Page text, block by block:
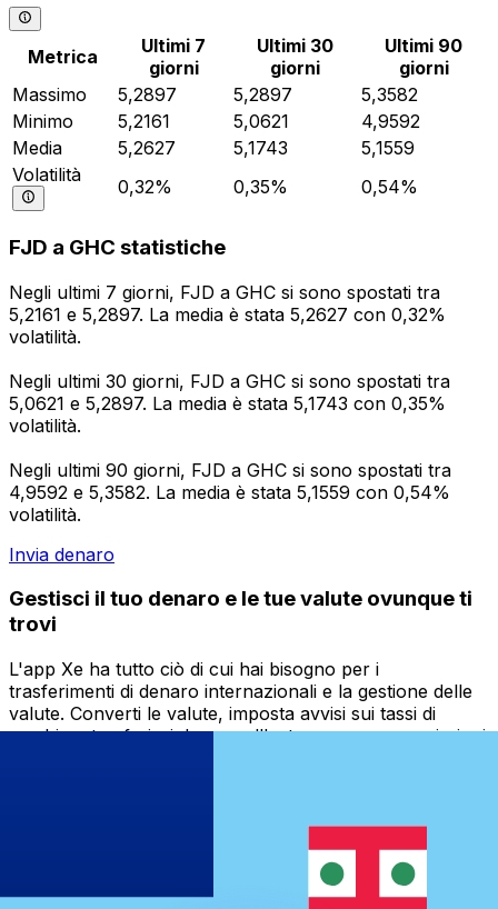
Metrica
Ultimi 7
giorni
Ultimi 30
giorni
Ultimi 90
giorni
Massimo
5,2897 5,2897
5,3582
Minimo
5,2161 5,0621
4,9592
Media
5,2627 5,1743
5,1559
Volatilità
0,32% 0,35% 0,54%
FJD a GHC statistiche
Negli ultimi 7 giorni, FJD a GHC si sono spostati tra
5,2161 e 5,2897. La media è stata 5,2627 con 0,32%
volatilità.
Negli ultimi 30 giorni, FJD a GHC si sono spostati tra
5,0621 e 5,2897. La media è stata 5,1743 con 0,35%
volatilità.
Negli ultimi 90 giorni, FJD a GHC si sono spostati tra
4,9592 e 5,3582. La media è stata 5,1559 con 0,54%
volatilità.
Invia denaro
Gestisci il tuo denaro e le tue valute ovunque ti
trovi
L'app Xe ha tutto ciò di cui hai bisogno per i
trasferimenti di denaro internazionali e la gestione delle
valute. Converti le valute, imposta avvisi sui tassi di
cambio e trasferisci denaro all'estero senza commissioni